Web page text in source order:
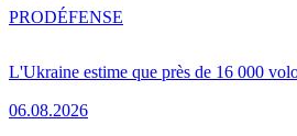
L'Ukraine estime que près de 16 000
06.08.2026
PRODÉFENSE